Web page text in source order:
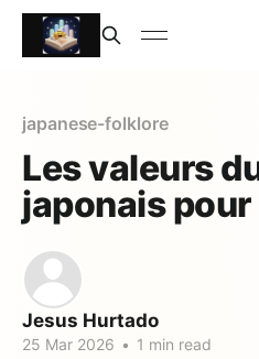
japanese-folklore
Les valeurs
japonais
Jesus Hurtado
25 Mar 2026 • 1 min read